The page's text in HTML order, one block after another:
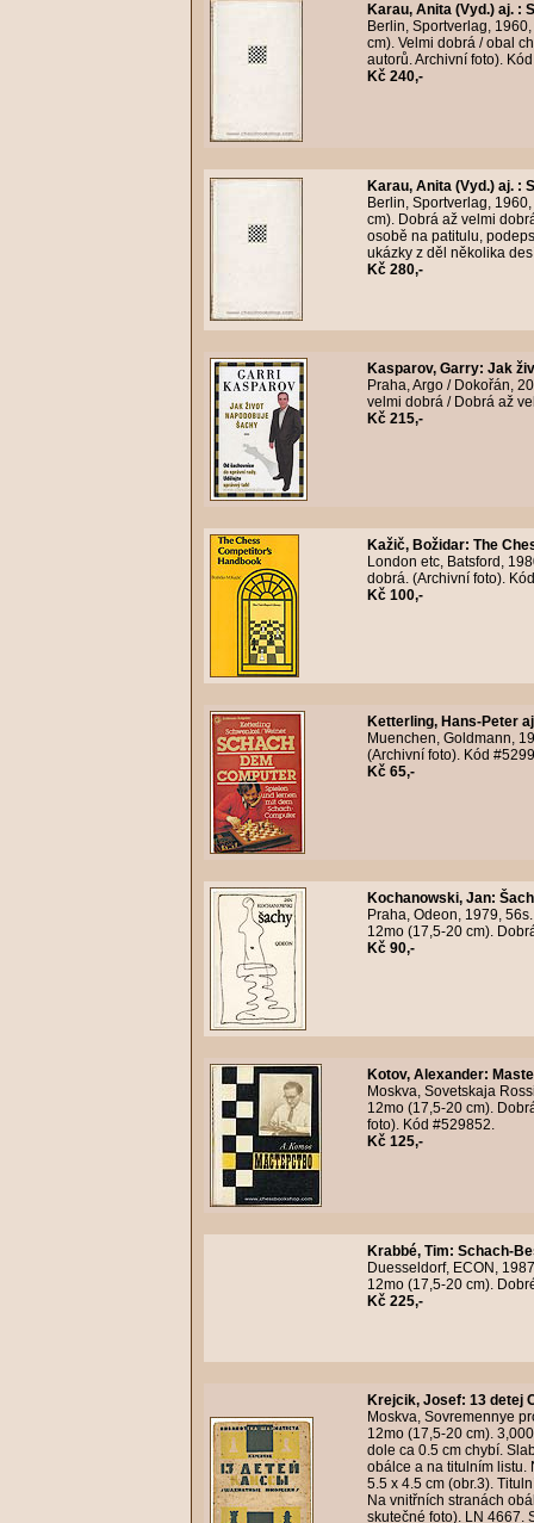
Karau, Anita (Vyd.) aj. :
Berlin, Sportverlag,
cm). Velmi dobrá / obal
autorů. Archivní foto).
Kč 240,-
Karau, Anita (Vyd.) aj. :
Berlin, Sportverlag,
cm). Dobrá až velmi
osobě na patitulu,
ukázky z děl několika
Kč 280,-
Kasparov, Garry: Jak
Praha, Argo / Dokořán,
velmi dobrá / Dobrá až
Kč 215,-
Kažič, Božidar: The
London etc, Batsford,
dobrá. (Archivní foto).
Kč 100,-
Ketterling, Hans-Peter
Muenchen, Goldmann,
(Archivní foto). Kód
Kč 65,-
Kochanowski, Jan:
Praha, Odeon, 1979,
12mo (17,5-20 cm).
Kč 90,-
Kotov, Alexander:
Moskva, Sovetskaja
12mo (17,5-20 cm).
foto). Kód #529852.
Kč 125,-
Krabbé, Tim: Schach-
Duesseldorf, ECON,
12mo (17,5-20 cm).
Kč 225,-
Krejcik, Josef: 13 detej
Moskva, Sovremennye
12mo (17,5-20 cm).
dole ca 0.5 cm chybí.
obálce a na titulním
5.5 x 4.5 cm (obr.3).
Na vnitřních stranách
skutečné foto). LN 4667.